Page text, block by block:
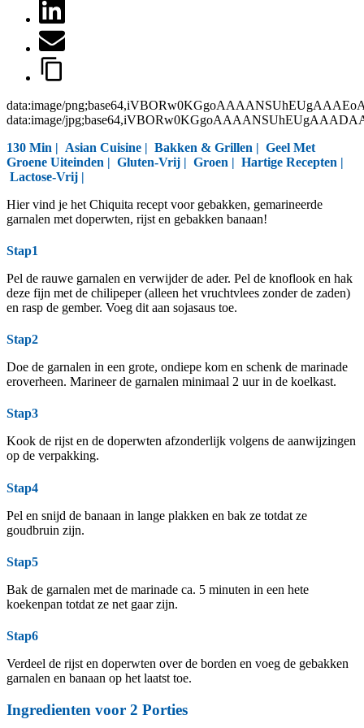
data:image/
data:image/
130 Min | Asian Cuisine | Bakken & Grillen | Geel Met
Groene Uiteinden | Gluten-Vrij | Groen | Hartige Recepten |
Lactose-Vrij |
Hier vind je het Chiquita recept voor gebakken, gemarineerde
garnalen met doperwten, rijst en gebakken banaan!
Stap1
Pel de rauwe garnalen en verwijder de ader. Pel de knoflook en hak
deze fijn met de chilipeper (alleen het vruchtvlees zonder de zaden)
en rasp de gember. Voeg dit aan sojasaus toe.
Stap2
Doe de garnalen in een grote, ondiepe kom en schenk de marinade
eroverheen. Marineer de garnalen minimaal 2 uur in de koelkast.
Stap3
Kook de rijst en de doperwten afzonderlijk volgens de aanwijzingen
op de verpakking.
Stap4
Pel en snijd de banaan in lange plakken en bak ze totdat ze
goudbruin zijn.
Stap5
Bak de garnalen met de marinade ca. 5 minuten in een hete
koekenpan totdat ze net gaar zijn.
Stap6
Verdeel de rijst en doperwten over de borden en voeg de gebakken
garnalen en banaan op het laatst toe.
Ingredienten voor 2 Porties